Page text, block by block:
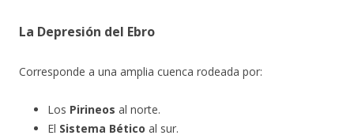
La Depresión del Ebro
Corresponde a una amplia cuenca rodeada por:
Los Pirineos al norte.
El Sistema Bético al sur.